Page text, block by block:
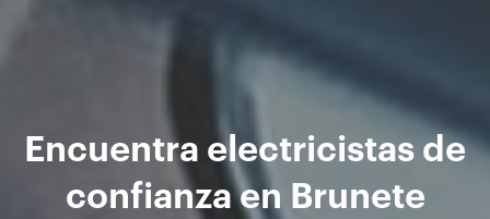
Encuentra electricistas de
confianza en Brunete